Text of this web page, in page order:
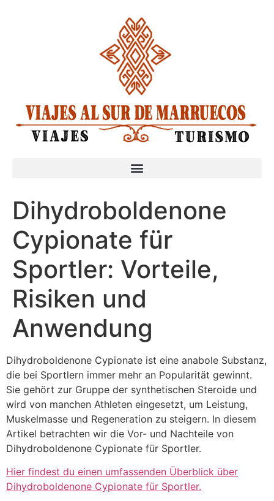
Dihydroboldenone
Cypionate für
Sportler: Vorteile,
Risiken und
Anwendung
Dihydroboldenone Cypionate ist eine anabole Substanz,
die bei Sportlern immer mehr an Popularität gewinnt.
Sie gehört zur Gruppe der synthetischen Steroide und
wird von manchen Athleten eingesetzt, um Leistung,
Muskelmasse und Regeneration zu steigern. In diesem
Artikel betrachten wir die Vor- und Nachteile von
Dihydroboldenone Cypionate für Sportler.
Hier findest du einen umfassenden Überblick über
Dihydroboldenone Cypionate für Sportler.